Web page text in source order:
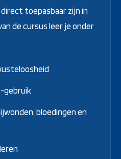
toepasbaar zijn in
de cursus leer je onder
gebruik
bloedingen en